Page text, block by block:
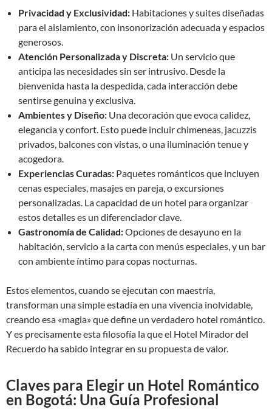
Privacidad y Exclusividad: Habitaciones y suites diseñadas
para el aislamiento, con insonorización adecuada y espacios
generosos.
Atención Personalizada y Discreta: Un servicio que
anticipa las necesidades sin ser intrusivo. Desde la
bienvenida hasta la despedida, cada interacción debe
sentirse genuina y exclusiva.
Ambientes y Diseño: Una decoración que evoca calidez,
elegancia y confort. Esto puede incluir chimeneas, jacuzzis
privados, balcones con vistas, o una iluminación tenue y
acogedora.
Experiencias Curadas: Paquetes románticos que incluyen
cenas especiales, masajes en pareja, o excursiones
personalizadas. La capacidad de un hotel para organizar
estos detalles es un diferenciador clave.
Gastronomía de Calidad:Opciones de desayuno en la
habitación, servicio a la carta con menús especiales, y un bar
con ambiente íntimo para copas nocturnas.
Estos elementos, cuando se ejecutan con maestría,
transforman una simple estadía en una vivencia inolvidable,
creando esa «magia» que define un verdadero hotel romántico.
Y es precisamente esta filosofía la que el Hotel Mirador del
Recuerdo ha sabido integrar en su propuesta de valor.
Claves para Elegir un Hotel Romántico
en Bogotá: Una Guía Profesional